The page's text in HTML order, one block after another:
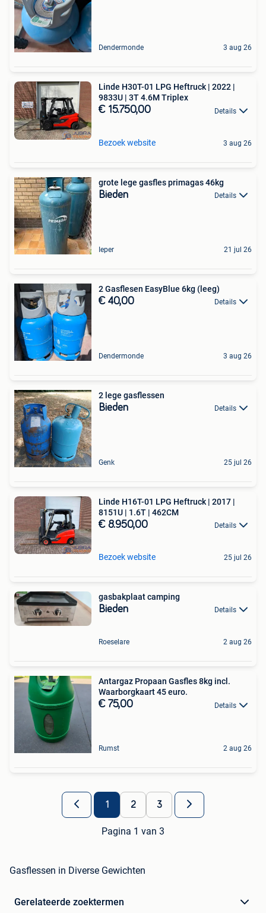
Dendermonde 3 aug 26
Linde H30T-01 LPG Heftruck | 2022 |
9833U | 3T 4.6M Triplex
€ 15.750,00 Details
Bezoek website 3 aug 26
grote lege gasfles primagas 46kg
Bieden Details
Ieper 21 jul 26
2 Gasflesen EasyBlue 6kg (leeg)
€ 40,00 Details
Dendermonde 3 aug 26
2 lege gasflessen
Bieden Details
Genk 25 jul 26
Linde H16T-01 LPG Heftruck | 2017 |
8151U | 1.6T | 462CM
€ 8.950,00 Details
Bezoek website 25 jul 26
gasbakplaat camping
Bieden Details
Roeselare 2 aug 26
Antargaz Propaan Gasfles 8kg incl.
Waarborgkaart 45 euro.
€ 75,00 Details
Rumst 2 aug 26
1 2 3
Pagina 1 van 3
Gasflessen in Diverse Gewichten
Gerelateerde zoektermen